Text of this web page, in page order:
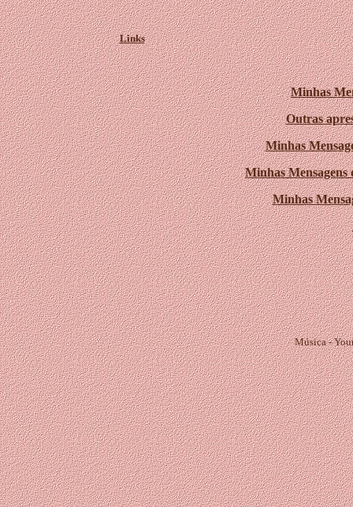
Links
Minhas
Outras
Minhas
Minhas
Minhas
Música -